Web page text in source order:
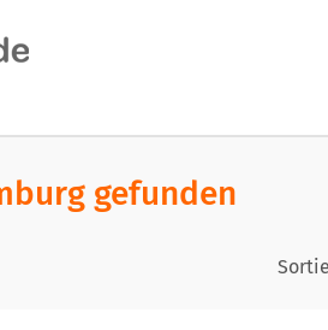
gefunden